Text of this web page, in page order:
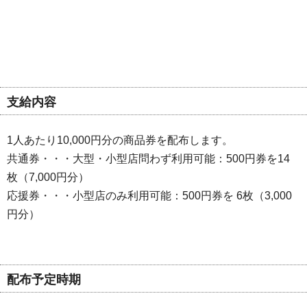
支給内容
1人あたり10,000円分の商品券を配布します。
共通券・・・大型・小型店問わず利用可能：500円券を14
枚（7,000円分）
応援券・・・小型店のみ利用可能：500円券を 6枚（3,000
円分）
配布予定時期